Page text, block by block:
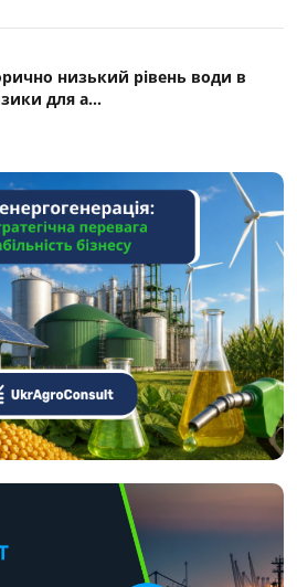
низький рівень води в
для а...